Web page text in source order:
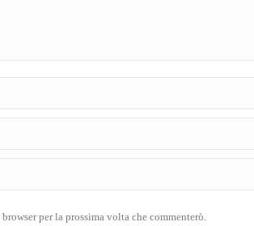
per la prossima volta che commenterò.